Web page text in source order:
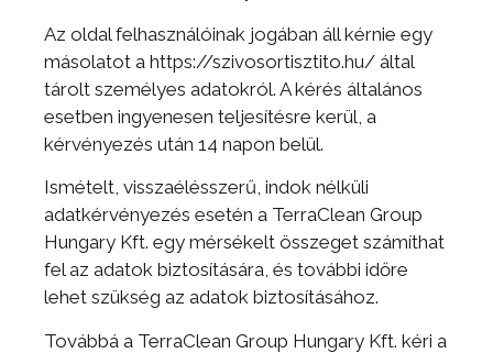
Az oldal felhasználóinak jogában áll kérnie egy
másolatot a https://szivosortisztito.hu/ által
tárolt személyes adatokról. A kérés általános
esetben ingyenesen teljesítésre kerül, a
kérvényezés után 14 napon belül.
Ismételt, visszaélésszerű, indok nélküli
adatkérvényezés esetén a TerraClean Group
Hungary Kft. egy mérsékelt összeget számíthat
fel az adatok biztosítására, és további időre
lehet szükség az adatok biztosításához.
Továbbá a TerraClean Group Hungary Kft. kéri a